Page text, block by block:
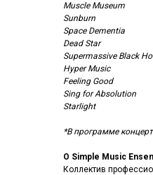
Muscle Museum
Sunburn
Space Dementia
Dead Star
Supermassive Black
Hyper Music
Feeling Good
Sing for Absolution
Starlight
*В программе
О Simple Music
Коллектив